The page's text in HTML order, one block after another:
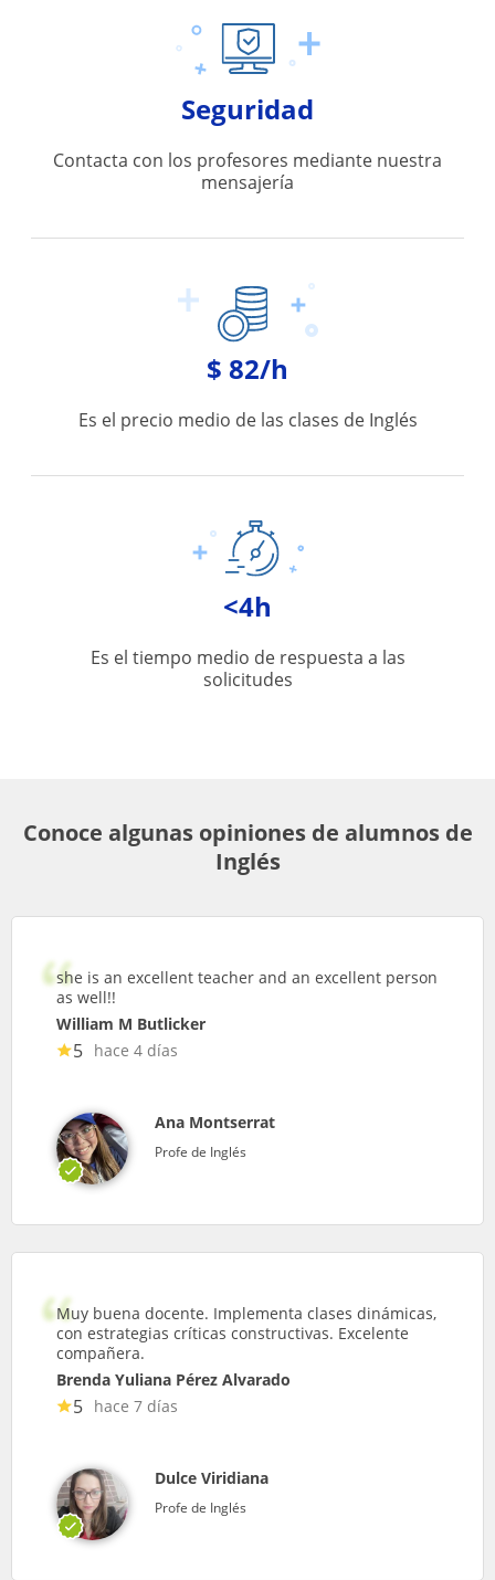
Seguridad
Contacta con los profesores mediante nuestra
mensajería
$ 82/h
Es el precio medio de las clases de Inglés
<4h
Es el tiempo medio de respuesta a las
solicitudes
Conoce algunas opiniones de alumnos de
Inglés
she is an excellent teacher and an excellent person
as well!!
William M Butlicker
5 hace 4 días
Ana Montserrat
Profe de Inglés
Muy buena docente. Implementa clases dinámicas,
con estrategias críticas constructivas. Excelente
compañera.
Brenda Yuliana Pérez Alvarado
5 hace 7 días
Dulce Viridiana
Profe de Inglés